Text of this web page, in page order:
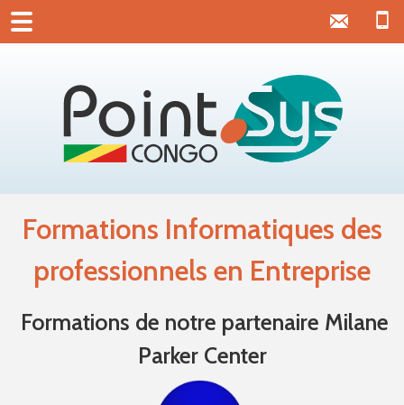
Formations Informatiques des
professionnels en Entreprise
Formations de notre partenaire Milane
Parker Center